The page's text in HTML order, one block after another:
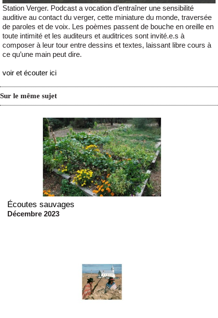
Station Verger. Podcast a vocation d’entraîner une sensibilité
auditive au contact du verger, cette miniature du monde, traversée
de paroles et de voix. Les poèmes passent de bouche en oreille en
toute intimité et les auditeurs et auditrices sont invité.e.s à
composer à leur tour entre dessins et textes, laissant libre cours à
ce qu’une main peut dire.
voir et écouter ici
Sur le même sujet
Écoutes sauvages
Décembre 2023